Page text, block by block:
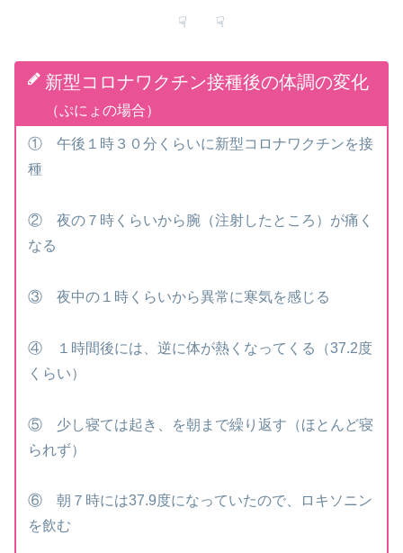
☟ ☟
新型コロナワクチン接種後の体調の変化
（ぷにょの場合）
① 午後１時３０分くらいに新型コロナワクチンを接
種
② 夜の７時くらいから腕（注射したところ）が痛く
なる
③ 夜中の１時くらいから異常に寒気を感じる
④ １時間後には、逆に体が熱くなってくる（37.2度
くらい）
⑤ 少し寝ては起き、を朝まで繰り返す（ほとんど寝
られず）
⑥ 朝７時には37.9度になっていたので、ロキソニン
を飲む